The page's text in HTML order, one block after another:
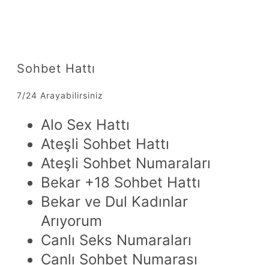
Sohbet Hattı
7/24 Arayabilirsiniz
Alo Sex Hattı
Ateşli Sohbet Hattı
Ateşli Sohbet Numaraları
Bekar +18 Sohbet Hattı
Bekar ve Dul Kadınlar
Arıyorum
Canlı Seks Numaraları
Canlı Sohbet Numarası